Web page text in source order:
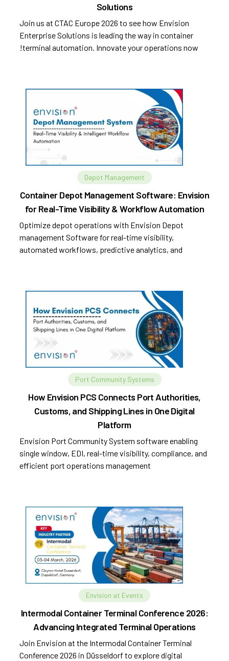
Solutions
Join us at CTAC Europe 2026 to see how Envision
Enterprise Solutions is leading the way in container
terminal automation. Innovate your operations now!
Depot Management
Container Depot Management Software: Envision
for Real-Time Visibility & Workflow Automation
Optimize depot operations with Envision Depot
management Software for real-time visibility,
automated workflows, predictive analytics, and
Port Community Systems
How Envision PCS Connects Port Authorities,
Customs, and Shipping Lines in One Digital
Platform
Envision Port Community System software enabling
single window, EDI, real-time visibility, compliance, and
efficient port operations management
Envision at Events
Intermodal Container Terminal Conference 2026:
Advancing Integrated Terminal Operations
Join Envision at the Intermodal Container Terminal
Conference 2026 in Düsseldorf to explore digital